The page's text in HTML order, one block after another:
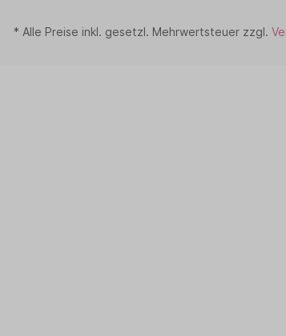
* Alle Preise inkl. gesetzl. Mehrwertsteuer zzgl.